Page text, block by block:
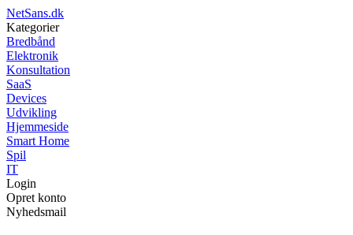
NetSans.dk
Kategorier
Bredbånd
Elektronik
Konsultation
SaaS
Devices
Udvikling
Hjemmeside
Smart Home
Spil
IT
Login
Opret konto
Nyhedsmail